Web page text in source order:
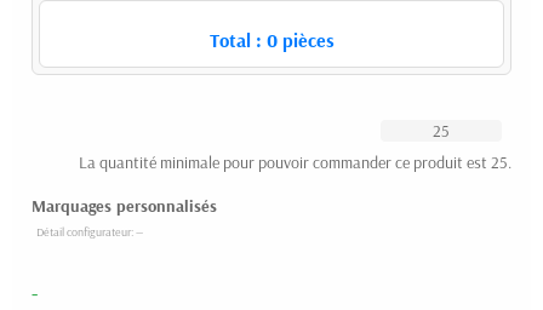
Total : 0pièces
La quantité minimale pour pouvoir commander ce produit est 25.
Marquages personnalisés
-